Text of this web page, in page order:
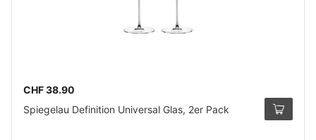
CHF 38.90
Spiegelau Definition Universal Glas, 2er Pack